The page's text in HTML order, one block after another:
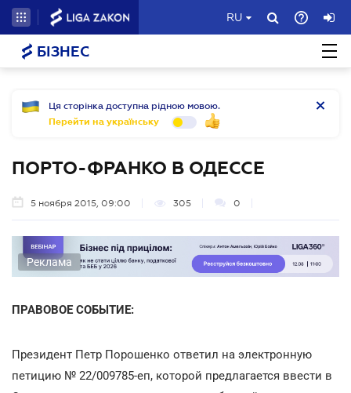
RU
БІЗНЕС
Ця сторінка доступна рідною мовою.
Перейти на українську
ПОРТО-ФРАНКО В ОДЕССЕ
5 ноября 2015, 09:00 305 0
Реклама
ПРАВОВОЕ СОБЫТИЕ:
Президент Петр Порошенко ответил на электронную
петицию № 22/009785-еп, которой предлагается ввести в